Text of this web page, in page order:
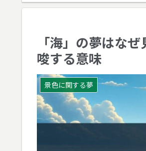
「海」の夢はな
唆する意味
景色に関する夢